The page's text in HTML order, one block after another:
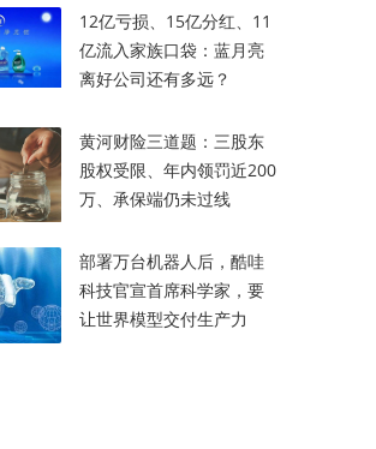
12亿亏损、15亿分红、11
亿流入家族口袋：蓝月亮
离好公司还有多远？
黄河财险三道题：三股东
股权受限、年内领罚近200
万、承保端仍未过线
部署万台机器人后，酷哇
科技官宣首席科学家，要
让世界模型交付生产力